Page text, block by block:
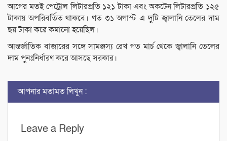
আগের মতই পেট্রোল লিটারপ্রতি ১২১ টাকা এবং অকটেন লিটারপ্রতি ১২৫
টাকায় অপরিবর্তিত থাকবে। গত ৩১ অগাস্ট এ দুটি জ্বালানি তেলের দাম
ছয় টাকা করে কমানো হয়েছিল।
আন্তর্জাতিক বাজারের সঙ্গে সামঞ্জস্য রেখ গত মার্চ থেকে জ্বালানি তেলের
দাম পুনঃনির্ধারণ করে আসছে সরকার।
আপনার মতামত লিখুন :
Leave a Reply